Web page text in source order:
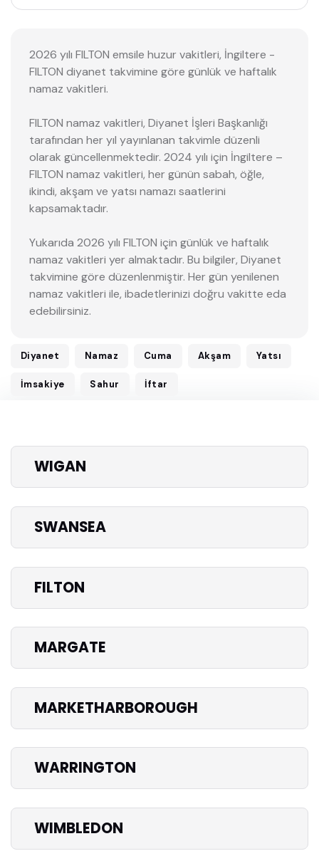
2026 yılı FILTON emsile huzur vakitleri, İngiltere -
FILTON diyanet takvimine göre günlük ve haftalık
namaz vakitleri.
FILTON namaz vakitleri, Diyanet İşleri Başkanlığı
tarafından her yıl yayınlanan takvimle düzenli
olarak güncellenmektedir. 2024 yılı için İngiltere –
FILTON namaz vakitleri, her günün sabah, öğle,
ikindi, akşam ve yatsı namazı saatlerini
kapsamaktadır.
Yukarıda 2026 yılı FILTON için günlük ve haftalık
namaz vakitleri yer almaktadır. Bu bilgiler, Diyanet
takvimine göre düzenlenmiştir. Her gün yenilenen
namaz vakitleri ile, ibadetlerinizi doğru vakitte eda
edebilirsiniz.
Diyanet Namaz Cuma Akşam Yatsı
İmsakiye Sahur İftar
WIGAN
SWANSEA
FILTON
MARGATE
MARKETHARBOROUGH
WARRINGTON
WIMBLEDON